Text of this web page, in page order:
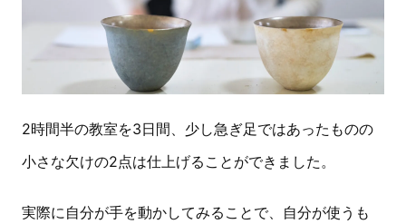
2時間半の教室を3日間、少し急ぎ足ではあったものの
小さな欠けの2点は仕上げることができました。
実際に自分が手を動かしてみることで、自分が使うも